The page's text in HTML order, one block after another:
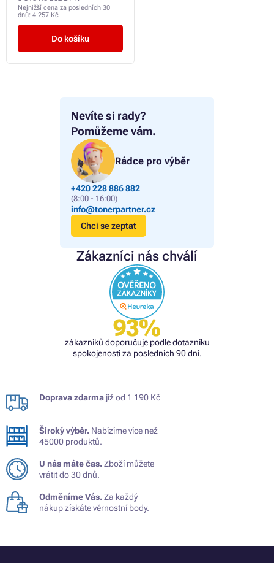
Nevíte si rady?
Pomůžeme vám.
Rádce pro výběr
+420 228 886 882
(8:00 - 16:00)
info@tonerpartner.cz
Chci se zeptat
Zákazníci nás chválí
93%
zákazníků doporučuje podle dotazníku
spokojenosti za posledních 90 dní.
Nejnižší cena za posledních 30
dnů: 4 257 Kč
Do košíku
Doprava zdarma již od 1 190 Kč
Široký výběr. Nabízíme více než
45000 produktů.
U nás máte čas.Zboží můžete
vrátit do 30 dnů.
Odměníme Vás.Za každý
nákup získáte věrnostní body.